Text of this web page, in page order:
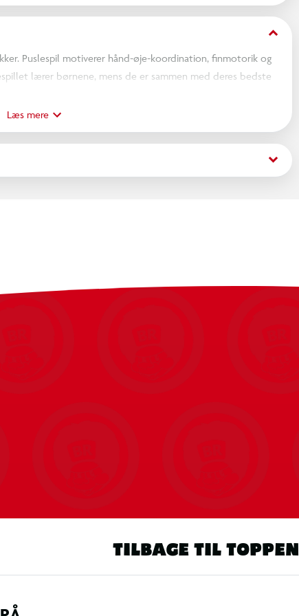
keyboard_arrow_down
Puslespil motiverer hånd-øje-koordination, finmotorik og
lærer børnene, mens de er sammen med deres bedste
ikke garanteres.
Læs mere
keyboard_arrow_down
TILBAGE TIL TOPPEN